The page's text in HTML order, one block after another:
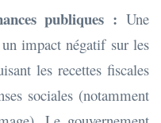
publiques : Une
impact négatif sur les
les recettes fiscales
sociales (notamment